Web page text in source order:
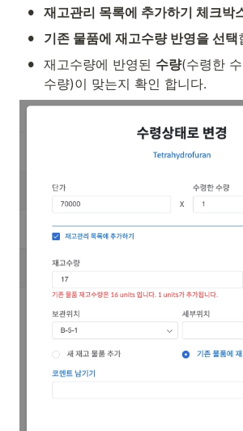
• 재고관리 목록에 추가하기 체크박
• 기존 물품에 재고수량 반영을 선택
• 재고수량에 반영된 수량(수령한
수량)이 맞는지 확인 합니다.